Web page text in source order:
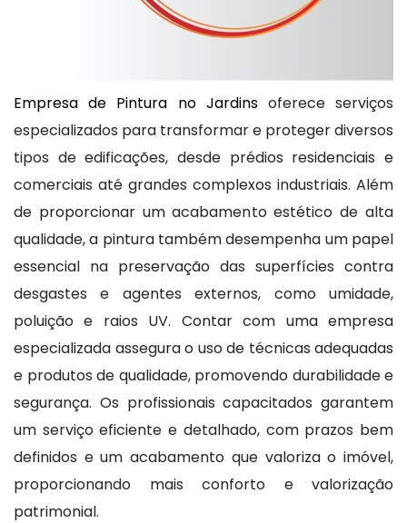
Empresa de Pintura no Jardinsoferece serviços
especializados para transformar e proteger diversos
tipos de edificações, desde prédios residenciais e
comerciais até grandes complexos industriais. Além
de proporcionar um acabamento estético de alta
qualidade, a pintura também desempenha um papel
essencial na preservação das superfícies contra
desgastes e agentes externos, como umidade,
poluição e raios UV. Contar com uma empresa
especializada assegura o uso de técnicas adequadas
e produtos de qualidade, promovendo durabilidade e
segurança. Os profissionais capacitados garantem
um serviço eficiente e detalhado, com prazos bem
definidos e um acabamento que valoriza o imóvel,
proporcionando mais conforto e valorização
patrimonial.